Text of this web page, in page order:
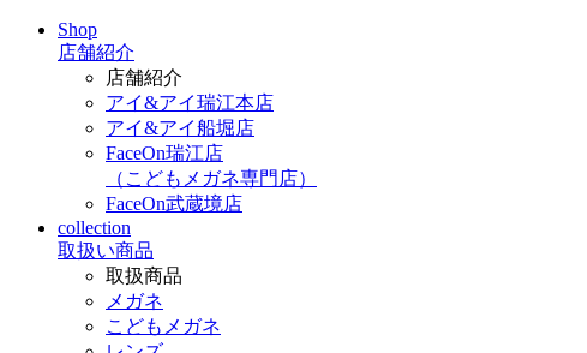
Shop
店舗紹介
店舗紹介
アイ&アイ瑞江本店
アイ&アイ船堀店
FaceOn瑞江店
（こどもメガネ専門店）
FaceOn武蔵境店
collection
取扱い商品
取扱商品
メガネ
こどもメガネ